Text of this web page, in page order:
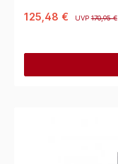
125,48 € UVP170,95 €